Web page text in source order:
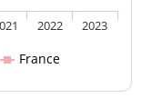
France
2022 2023